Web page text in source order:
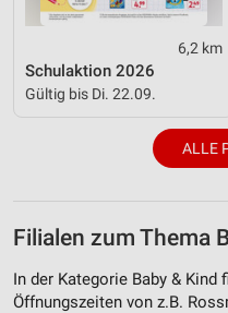
6,2 km
Schulaktion 2026
Gültig bis Di. 22.09.
ALLE
Filialen zum Thema
In der Kategorie Baby &
Öffnungszeiten von z.B.